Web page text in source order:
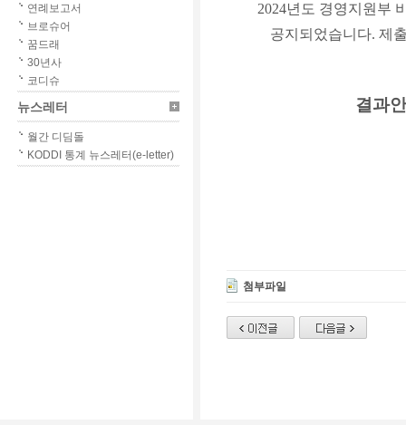
연례보고서
브로슈어
꿈드래
30년사
코디슈
뉴스레터
월간 디딤돌
KODDI 통계 뉴스레터(e-letter)
2024년도 경영지원부
공지되었습니다. 제
결과
첨부파일